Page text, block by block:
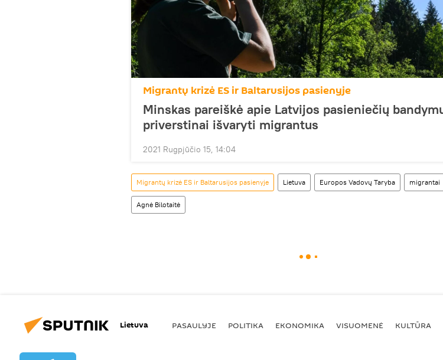
Migrantų krizė ES ir Baltarusijos pasienyje
Minskas pareiškė apie Latvijos pasieniečių
priverstinai išvaryti migrantus
2021 Rugpjūčio 15, 14:04
Migrantų krizė ES ir Baltarusijos pasienyje Lietuva Europos Vadovų Taryba migrantai
Agnė Bilotaitė
Lietuva PASAULYJE POLITIKA EKONOMIKA VISUOMENĖ KULTŪRA